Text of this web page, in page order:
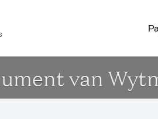
van